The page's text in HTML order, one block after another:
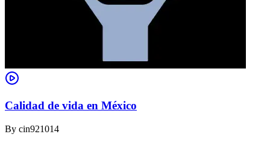
Calidad de vida en México
By cin921014